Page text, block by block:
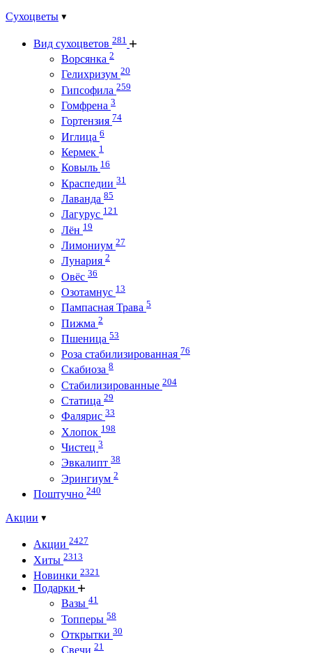
Сухоцветы
Вид сухоцветов 281
Ворсянка 2
Гелихризум 20
Гипсофила 259
Гомфрена 3
Гортензия 74
Иглица 6
Кермек 1
Ковыль 16
Краспедии 31
Лаванда 85
Лагурус 121
Лён 19
Лимониум 27
Лунария 2
Овёс 36
Озотамнус 13
Пампасная Трава 5
Пижма 2
Пшеница 53
Роза стабилизированная 76
Скабиоза 8
Стабилизированные 204
Статица 29
Фалярис 33
Хлопок 198
Чистец 3
Эвкалипт 38
Эрингиум 2
Поштучно 240
Акции
Акции 2427
Хиты 2313
Новинки 2321
Подарки
Вазы 41
Топперы 58
Открытки 30
Свечи 21